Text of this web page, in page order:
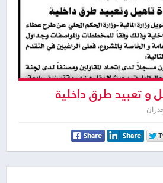
و تعبيد طرق داخلية